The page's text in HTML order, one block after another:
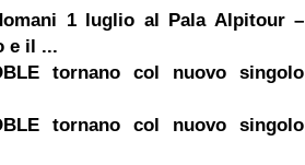
1 luglio al Pala Alpitour –
e il ...
tornano col nuovo singolo
tornano col nuovo singolo